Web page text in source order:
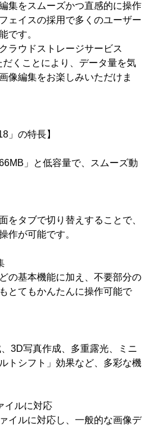
集をスムーズかつ直感的に操作
ェイスの採用で多くのユーザー
です。
ラウドストレージサービス
だくことにより、データ量を気
像編集をお楽しみいただけま
」の特長】
」と低容量で、スムーズ動
をタブで切り替えすることで、
作が可能です。
の基本機能に加え、不要部分の
とてもかんたんに操作可能で
3D写真作成、多重露光、ミニ
トシフト」効果など、多彩な機
イルに対応
イルに対応し、一般的な画像デ